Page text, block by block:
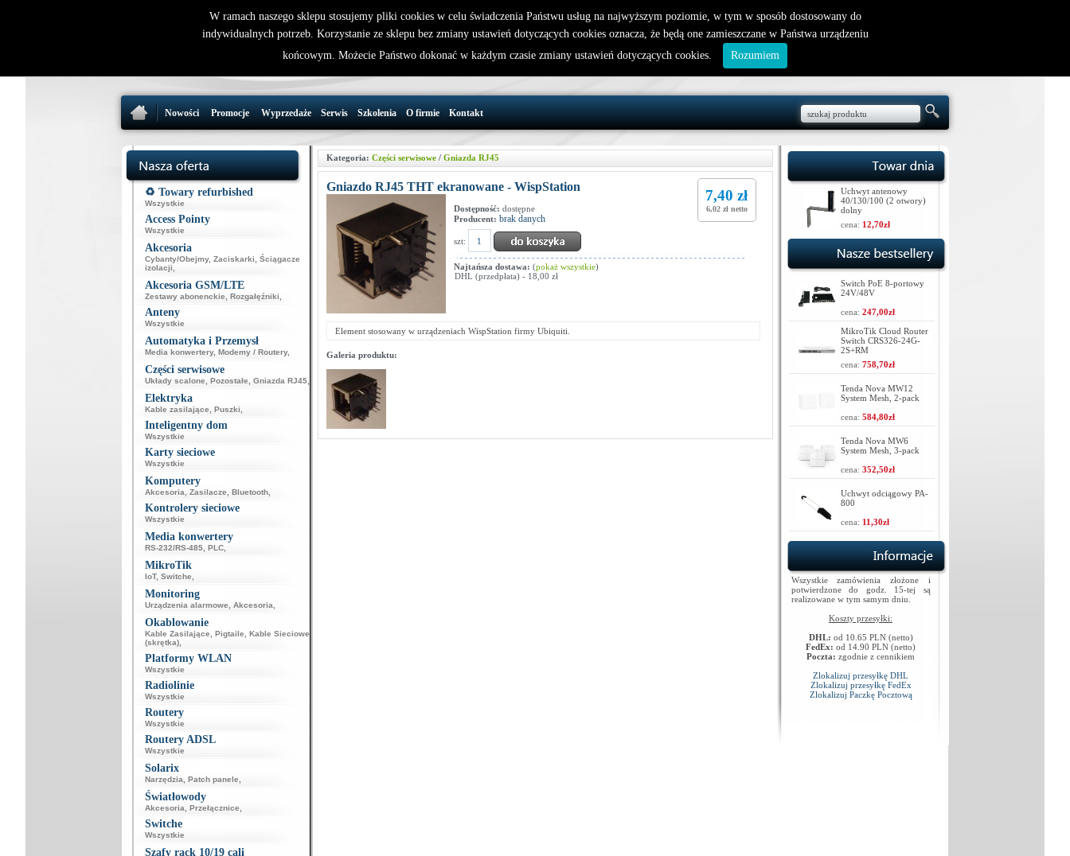
nowy klient
32 721 86 72
support@wirelesslan.com.pl
W koszyku jest 0 produktów(y)
Nowości Promocje Wyprzedaże Serwis Szkolenia O firmie Kontakt
♻️ Towary refurbished
Wszystkie
Access Pointy
Wszystkie
Akcesoria
Cybanty/Obejmy, Zaciskarki
Ściągacze
izolacji
Akcesoria GSM/LTE
Zestawy abonenckie Rozgałęźniki
Anteny
Wszystkie
Automatyka i Przemysł
Media konwertery, Modemy / Routery,
Części serwisowe
Układy scalone Pozostałe Gniazda RJ45,
Elektryka
Kable zasilające Puszki
Inteligentny dom
Wszystkie
Karty sieciowe
Wszystkie
Komputery
Akcesoria Zasilacze Bluetooth,
Kontrolery sieciowe
Wszystkie
Media konwertery
RS-232/RS-485, PLC,
MikroTik
IoT, Switche
Monitoring
Urządzenia alarmowe Akcesoria
Okablowanie
Kable Zasilające Pigtaile
Kable Sieciowe
(skrętka),
Platformy WLAN
Wszystkie
Radiolinie
Wszystkie
Routery
Wszystkie
Routery ADSL
Wszystkie
Solarix
Narzędzia Patch panele
Światłowody
Akcesoria Przełącznice
Switche
Wszystkie
Szafy rack 10/19 cali
Kategoria: Części serwisowe / Gniazda RJ45
Gniazdo RJ45 THT ekranowane - WispStation
7,40 zł
6,02 zł netto
Dostępność: dostępne
Producent: brak danych
szt:
Najtańsza dostawa: (pokaż wszystkie)
DHL (przedpłata) - 18,00 zł
Element stosowany w urządzeniach WispStation firmy Ubiquiti.
Galeria produktu:
Uchwyt antenowy
40/130/100 (2 otwory)
dolny
cena: 12,70zł
Switch PoE 8-portowy
24V/48V
cena: 247,00zł
MikroTik Cloud Router
Switch CRS326-24G-
2S+RM
cena: 758,70zł
Tenda Nova MW12
System Mesh, 2-pack
cena: 584,80zł
Tenda Nova MW6
System Mesh, 3-pack
cena: 352,50zł
Uchwyt odciągowy PA-
800
cena: 11,30zł
Wszystkie zamówienia złożone i
potwierdzone do godz. 15-tej są
realizowane w tym samym dniu.
Koszty przesyłki:
DHL: od 10.65 PLN (netto)
FedEx: od 14.90 PLN (netto)
Poczta: zgodnie z cennikiem
Zlokalizuj przesyłkę DHL
Zlokalizuj przesyłkę FedEx
Zlokalizuj Paczkę Pocztową
W ramach naszego sklepu stosujemy pliki cookies w celu świadczenia Państwu usług na najwyższym poziomie, w tym w sposób dostosowany do
indywidualnych potrzeb. Korzystanie ze sklepu bez zmiany ustawień dotyczących cookies oznacza, że będą one zamieszczane w Państwa urządzeniu
końcowym. Możecie Państwo dokonać w każdym czasie zmiany ustawień dotyczących cookies.
Rozumiem